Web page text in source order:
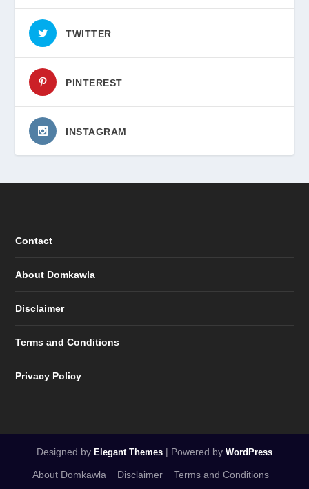
TWITTER
PINTEREST
INSTAGRAM
Contact
About Domkawla
Disclaimer
Terms and Conditions
Privacy Policy
Designed by Elegant Themes | Powered by WordPress
About Domkawla Disclaimer Terms and Conditions